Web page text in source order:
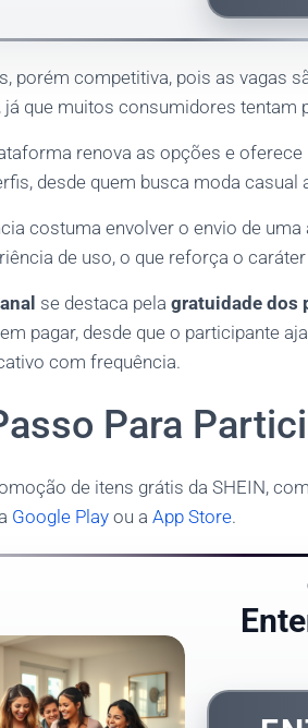
porém competitiva, pois as vagas
já que muitos consumidores tentam
renova as opções e
desde quem busca moda casual
costuma envolver o envio de
de uso, o que reforça o
se destaca pela gratuidade dos
pagar, desde que o participante
com frequência.
Para
de itens grátis da SHEIN,
Google Play ou a App Store.